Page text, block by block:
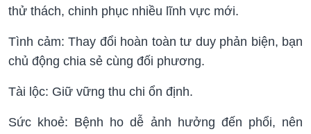
thử thách, chinh phục nhiều lĩnh vực mới.
Tình cảm: Thay đổi hoàn toàn tư duy phản biện, bạn
chủ động chia sẻ cùng đối phương.
Tài lộc: Giữ vững thu chi ổn định.
Sức khoẻ: Bệnh ho dễ ảnh hưởng đến phổi, nên